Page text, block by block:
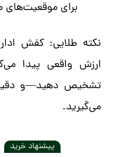
برای موقعیت‌های
نکته طلایی: کفش
ارزش واقعی پیدا
تشخیص دهید—و
می‌گیرید.
پیشنهاد خرید